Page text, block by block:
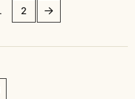
Page
2 Suivant